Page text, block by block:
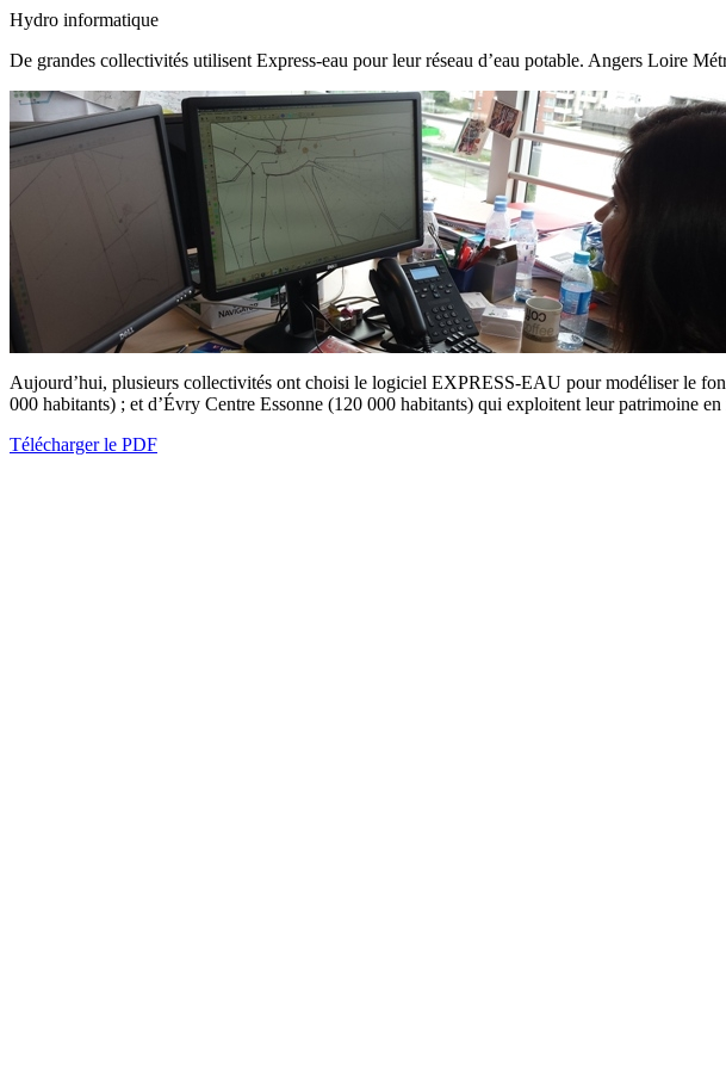
Hydro informatique
De grandes collectivités utilisent Express-eau pour leur réseau d’eau potable. Angers Loire
Aujourd’hui, plusieurs collectivités ont choisi le logiciel EXPRESS-EAU pour modéliser le
000 habitants) ; et d’Évry Centre Essonne (120 000 habitants) qui exploitent leur patrimoine
Télécharger le PDF